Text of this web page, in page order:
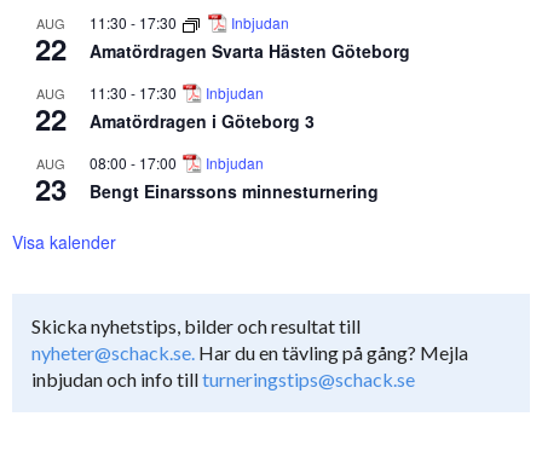
AUG
22
11:30 - 17:30 Inbjudan
Amatördragen Svarta Hästen Göteborg
AUG
22
11:30 - 17:30 Inbjudan
Amatördragen i Göteborg 3
AUG
23
08:00 - 17:00 Inbjudan
Bengt Einarssons minnesturnering
Visa kalender
Skicka nyhetstips, bilder och resultat till
nyheter@schack.se. Har du en tävling på gång? Mejla
inbjudan och info tillturneringstips@schack.se